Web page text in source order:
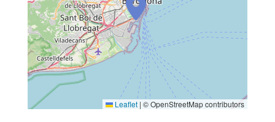
Leaflet | © OpenStreetMap contributors